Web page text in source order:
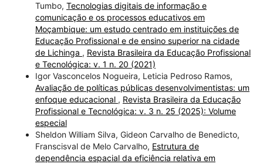
Tumbo, Tecnologias digitais de informação e
comunicação e os processos educativos em
Moçambique: um estudo centrado em instituições de
Educação Profissional e de ensino superior na cidade
de Lichinga , Revista Brasileira da Educação Profissional
e Tecnológica: v. 1 n. 20 (2021)
Igor Vasconcelos Nogueira, Leticia Pedroso Ramos,
Avaliação de políticas públicas desenvolvimentistas: um
enfoque educacional , Revista Brasileira da Educação
Profissional e Tecnológica: v. 3 n. 25 (2025): Volume
especial
Sheldon William Silva, Gideon Carvalho de Benedicto,
Franscisval de Melo Carvalho, Estrutura de
dependência espacial da eficiência relativa em